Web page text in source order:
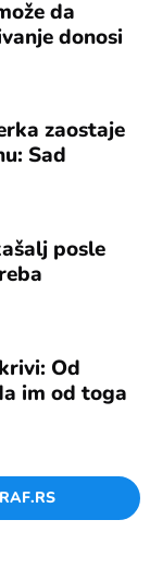
da
donosi
zaostaje
Sad
posle
Od
im od toga